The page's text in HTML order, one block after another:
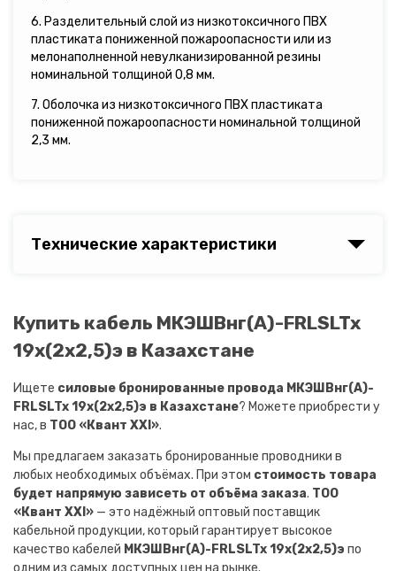
6. Разделительный слой из низкотоксичного ПВХ
пластиката пониженной пожароопасности или из
мелонаполненной невулканизированной резины
номинальной толщиной 0,8 мм.
7. Оболочка из низкотоксичного ПВХ пластиката
пониженной пожароопасности номинальной толщиной
2,3 мм.
Технические характеристики
Купить кабель МКЭШВнг(A)-FRLSLTx
19х(2х2,5)э в Казахстане
Ищете силовые бронированные провода МКЭШВнг(A)-
FRLSLTx 19х(2х2,5)э в Казахстане? Можете приобрести у
нас, в ТОО «Квант XXI».
Мы предлагаем заказать бронированные проводники в
любых необходимых объёмах. При этом стоимость товара
будет напрямую зависеть от объёма заказа. ТОО
«Квант XXI» — это надёжный оптовый поставщик
кабельной продукции, который гарантирует высокое
качество кабелей МКЭШВнг(A)-FRLSLTx 19х(2х2,5)э по
одним из самых доступных цен на рынке.